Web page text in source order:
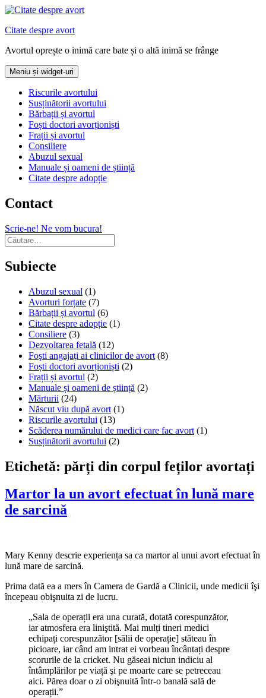
Sari
conținut
Citate despre avort
Avortul oprește o inimă care bate și o altă inimă se frânge
Meniu și widget-uri
Riscurile avortului
Susținătorii avortului
Bărbații și avortul
Foști doctori avorționiști
Frații și avortul
Consiliere
Abuzul sexual
Manuale și oameni de știință
Citate despre adopție
Contact
Scrie-ne! Ne vom bucura!
Caută
după:
Subiecte
Abuzul sexual (1)
Avorturi forțate (7)
Bărbații și avortul (6)
Citate despre adopție (1)
Consiliere (3)
Dezvoltarea fetală (12)
Foşti angajați ai clinicilor de avort (8)
Foști doctori avorționiști (2)
Frații și avortul (2)
Manuale și oameni de știință (2)
Mărturii (24)
Născut viu după avort (1)
Riscurile avortului (13)
Scăderea numărului de medici care fac avort (1)
Susținătorii avortului (2)
Etichetă: părți din corpul feților avortați
Martor la un avort efectuat în lună mare
de sarcină
Mary Kenny descrie experiența sa ca martor al unui avort efectuat în
lună mare de sarcină.
Prima dată ea a mers în Camera de Gardă a Clinicii, unde medicii îşi
începeau obişnuita zi de lucru.
„Sala de operații era una curată, dotată corespunzător,
iar atmosfera era liniştită. Mai mulți tineri medici
echipați corespunzător [sălii de operație] stăteau în
picioare, iar când am intrat ei vorbeau încântați despre
scorurile de la cricket. Nu găseai niciun indiciu al
întâmplărilor pe viață şi pe moarte care se petreceau
aici. Părea doar o zi obişnuită într-o banală sală de
operații.”